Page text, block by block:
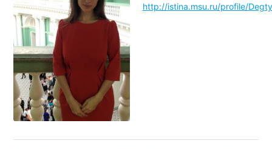
http://istina.msu.ru/profile/